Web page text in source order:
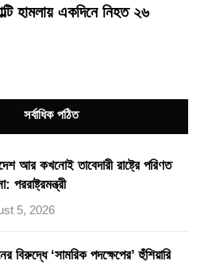
হামলায় একদিনে নিহত ২৬
সর্বাধিক পঠিত
আর কখনোই তাবেদারী রাষ্ট্রে পরিণত
পররাষ্ট্রমন্ত্রী
5, 2026
বিরুদ্ধে ‘সামরিক পদক্ষেপের’ হুঁশিয়ারি